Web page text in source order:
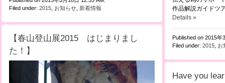
Filed under: 2015, お知らせ, 新着情報
作品解説ガイドツ
Details »
Published on 2015年
Filed under: 2015, お
【春山登山展2015 はじまりまし
た！】
Have you